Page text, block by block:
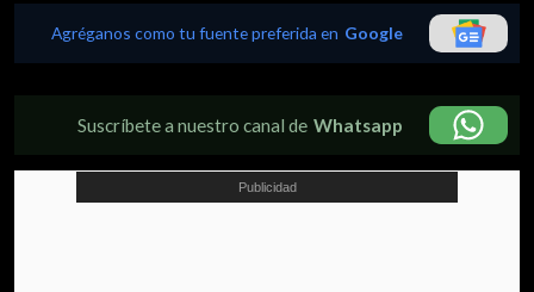
Agréganos como tu fuente preferida en Google
Suscríbete a nuestro canal de Whatsapp